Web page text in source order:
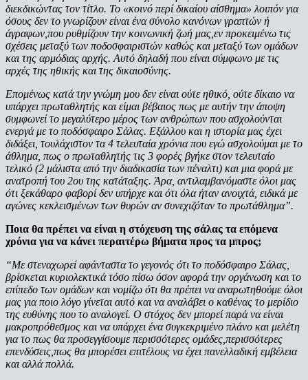
διεκδικώντας τον τίτλο. Το «κοινό περί δικαίου αίσθημα» λοιπόν για
όσους δεν το γνωρίζουν είναι ένα σύνολο κανόνων γραπτών ή
άγραφων,που ρυθμίζουν την κοινωνική ζωή μας,εν προκειμένω τις
σχέσεις μεταξύ των ποδοσφαιριστών καθώς και μεταξύ των ομάδων
και της αρμόδιας αρχής. Αυτό δηλαδή που είναι σύμφωνο με τις
αρχές της ηθικής και της δικαιοσύνης.
Επομένως κατά την γνώμη μου δεν είναι ούτε ηθικό, ούτε δίκαιο να
υπάρχει πρωταθλητής και είμαι βέβαιος πως με αυτήν την άποψη
συμφωνεί το μεγαλύτερο μέρος των ανθρώπων που ασχολούνται
ενεργά με το ποδόσφαιρο Σάλας. Εξάλλου και η ιστορία μας έχει
διδάξει, τουλάχιστον τα 4 τελευταία χρόνια που εγώ ασχολούμαι με το
άθλημα, πως ο πρωταθλητής τις 3 φορές βγήκε στον τελευταίο
τελικό (2 μάλιστα από την διαδικασία των πέναλτι) και μια φορά με
ανατροπή του 2ου της κατάταξης. Άρα, αντιλαμβανόμαστε όλοι μας
ότι ξεκάθαρο φαβορί δεν υπήρχε και ότι όλα ήταν ανοιχτά, ειδικά με
αγώνες κεκλεισμένων των θυρών αν συνεχιζόταν το πρωτάθλημα”.
Ποια θα πρέπει να είναι η στόχευση της σάλας τα επόμενα
χρόνια για να κάνει περαιτέρω βήματα προς τα μπρος;
“Με στεναχωρεί αφάνταστα το γεγονός ότι το ποδόσφαιρο Σάλας,
βρίσκεται κυριολεκτικά τόσο πίσω όσον αφορά την οργάνωση και το
επίπεδο των ομάδων και νομίζω ότι θα πρέπει να αναρωτηθούμε όλοι
μας για ποιο λόγο γίνεται αυτό και να αναλάβει ο καθένας το μερίδιο
της ευθύνης που το αναλογεί. Ο στόχος δεν μπορεί παρά να είναι
μακροπρόθεσμος και να υπάρχει ένα συγκεκριμένο πλάνο και μελέτη
για το πως θα προσεγγίσουμε περισσότερες ομάδες,περισσότερες
επενδύσεις,πως θα μπορέσει επιτέλους να έχει πανελλαδική εμβέλεια
και αλλά πολλά.